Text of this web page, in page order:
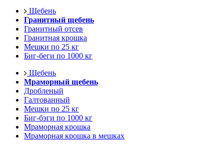
Щебень
Гранитный щебень
Гранитный отсев
Гранитная крошка
Мешки по 25 кг
Биг-беги по 1000 кг
Щебень
Мраморный щебень
Дробленый
Галтованный
Мешки по 25 кг
Биг-бэги по 1000 кг
Мраморная крошка
Мраморная крошка в мешках